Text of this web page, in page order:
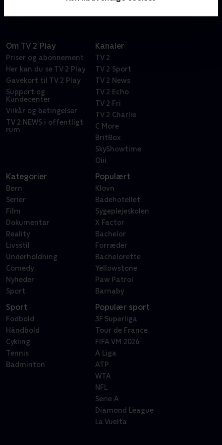
Om TV 2 Play
Priser og abonnement
Her kan du se TV 2 Play
Gavekort til TV 2 Play
Support og
Kundecenter
Vilkår og betingelser
TV 2 NEWS i offentligt
rum
Kanaler
TV 2
TV 2 Sport
TV 2 News
TV 2 Echo
TV 2 Fri
TV 2 Charlie
C More
BritBox
SkyShowtime
Oiii
Kategorier
Børn
Serier
Film
Dokumentar
Reality
Livsstil
Underholdning
Comedy
Nyheder
Sport
Populært
Klovn
Badehotellet
Sygeplejeskolen
X Factor
Bachelor
Forræder
Bachelorette
Yellowstone
Paw Patrol
Barnaby
Sport
Fodbold
Håndbold
Cykling
Tennis
Badminton
Populær sport
3F Superliga
Tour de France
FIFA VM 2026
A Liga
ATP
WTA
NFL
Serie A
Diamond League
La Vuelta